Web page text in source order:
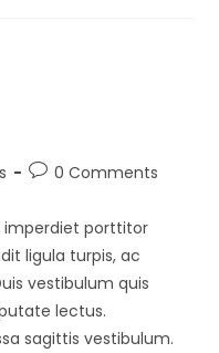
0 Comments
imperdiet porttitor
ligula turpis, ac
vestibulum quis
lectus.
sagittis vestibulum.